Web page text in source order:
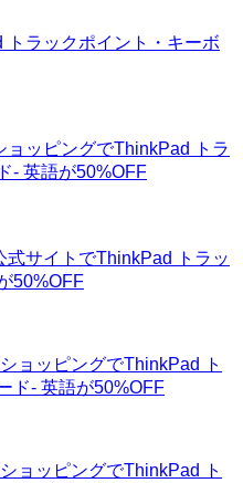
トラックポイント・キーボ
ョッピングでThinkPad トラ
- 英語が50%OFF
式サイトでThinkPad トラッ
50%OFF
ョッピングでThinkPad ト
ド- 英語が50%OFF
ョッピングでThinkPad ト